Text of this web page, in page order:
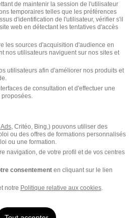
Paris
Bar-le-Duc
de maintenir la session de l'utilisateur
temporaires telles que les préférences
d'identification de l'utilisateur, vérifier s'il
web en détectant les tentatives d'accès
les sources d'acquisition d'audience en
nos utilisateurs naviguent sur nos sites et
utilisateurs afin d'améliorer nos produits et
de consultation et d'effectuer une
, Critéo, Bing,) pouvons utiliser des
ou des offres de formations personnalisés
ou une formation.
navigation, de votre profil et de vos centres
consentementen cliquant sur le lien
notre Politique relative aux cookies.